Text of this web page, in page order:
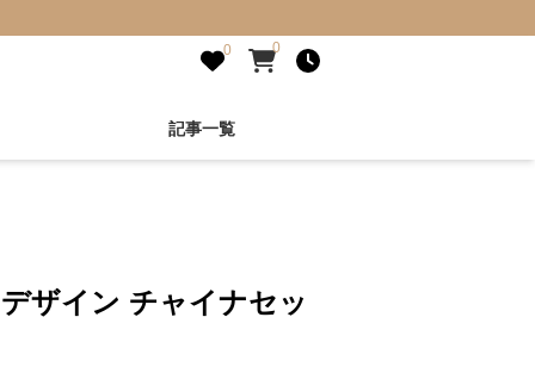
0 0
記事一覧
ザイン チャイナセッ